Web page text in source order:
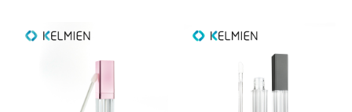
новогодним
косметической
упаковки фабрики
OEM